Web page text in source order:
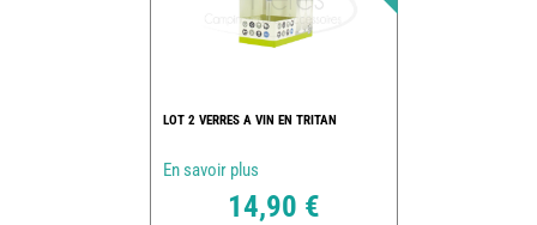
LOT 2 VERRES A VIN EN TRITAN
En savoir plus
14,90 €